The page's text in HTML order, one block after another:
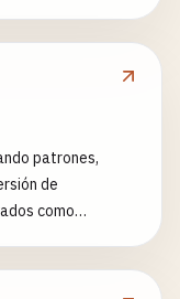
patrones,
de
como